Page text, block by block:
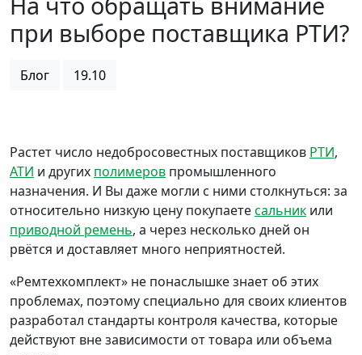
при выборе поставщика РТИ?
Блог 19.10
Растет число недобросовестных поставщиков РТИ,
АТИ и других полимеров промышленного
назначения. И Вы даже могли с ними столкнуться: за
относительно низкую цену покупаетесальник или
приводной ремень, а через несколько дней он
рвётся и доставляет много неприятностей.
«Ремтехкомплект» не понаслышке знает об этих
проблемах, поэтому специально для своих клиентов
разработал стандарты контроля качества, которые
действуют вне зависимости от товара или объема